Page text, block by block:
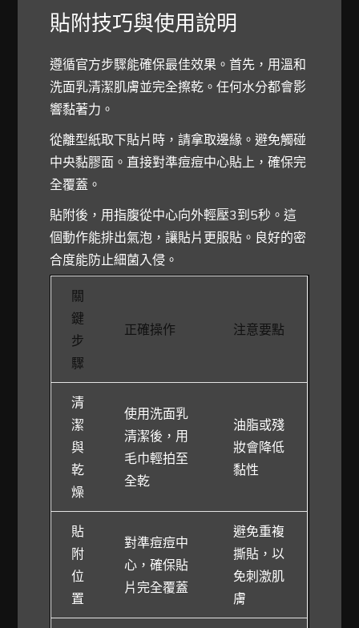
貼附技巧與使用說明
遵循官方步驟能確保最佳效果。首先，用溫和
洗面乳清潔肌膚並完全擦乾。任何水分都會影
響黏著力。
從離型紙取下貼片時，請拿取邊緣。避免觸碰
中央黏膠面。直接對準痘痘中心貼上，確保完
全覆蓋。
貼附後，用指腹從中心向外輕壓3到5秒。這
個動作能排出氣泡，讓貼片更服貼。良好的密
合度能防止細菌入侵。
關
鍵
步
驟
正確操作 注意要點
清
潔
與
乾
燥
使用洗面乳
清潔後，用
毛巾輕拍至
全乾
油脂或殘
妝會降低
黏性
貼
附
位
置
對準痘痘中
心，確保貼
片完全覆蓋
避免重複
撕貼，以
免刺激肌
膚